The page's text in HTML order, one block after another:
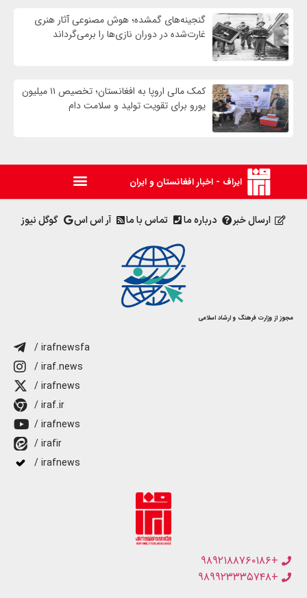
گنجینه‌های گمشده؛ هوش مصنوعی آثار هنری
غارت‌شده در دوران نازی‌ها را برمی‌گرداند
کمک مالی اروپا به افغانستان؛ تخصیص ۱۱ میلیون
یورو برای تقویت تولید و سلامت دام
ایراف - اخبار افغانستان و ایران
ارسال خبر درباره ما تماس با ما آر اس اس گوگل نیوز
مجوز از وزارت فرهنگ و ارشاد اسلامی
/ irafnewsfa
/ iraf.news
/ irafnews
/ iraf.ir
/ irafnews
/ irafir
/ irafnews
+۹۸۹۲۱۸۸۷۶۰۱۸۶
+۹۸۹۹۲۳۳۳۵۷۴۸